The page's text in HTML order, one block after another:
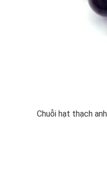
Chuỗi hạt thạch